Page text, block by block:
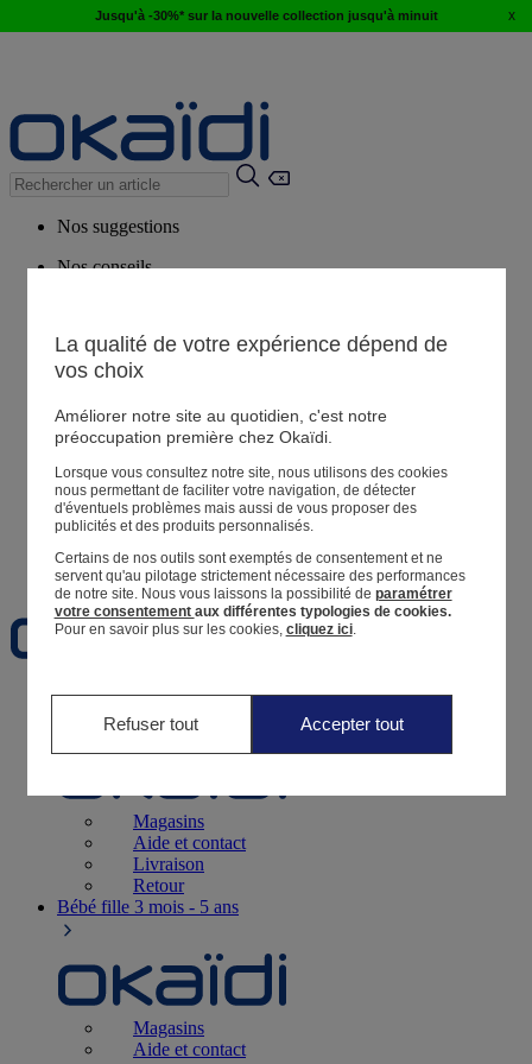
Jusqu'à -30%* sur la nouvelle collection jusqu'à minuit x
Nos suggestions
Nos conseils
Magasin
Mes informations
Suivre une commande
Panier
Favoris
Naissance0-12 mois
Magasins
Aide et contact
Livraison
Retour
Bébé fille 3 mois - 5 ans
Magasins
Aide et contact
La qualité de votre expérience dépend de
vos choix
Améliorer notre site au quotidien, c'est notre
préoccupation première chez Okaïdi.
Lorsque vous consultez notre site, nous utilisons des cookies
nous permettant de faciliter votre navigation, de détecter
d'éventuels problèmes mais aussi de vous proposer des
publicités et des produits personnalisés.
Certains de nos outils sont exemptés de consentement et ne
servent qu'au pilotage strictement nécessaire des performances
de notre site. Nous vous laissons la possibilité de paramétrer
votre consentement aux différentes typologies de cookies.
Pour en savoir plus sur les cookies, cliquez ici.
Refuser tout Accepter tout